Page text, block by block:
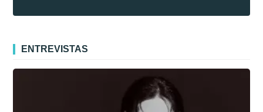
ENTREVISTAS